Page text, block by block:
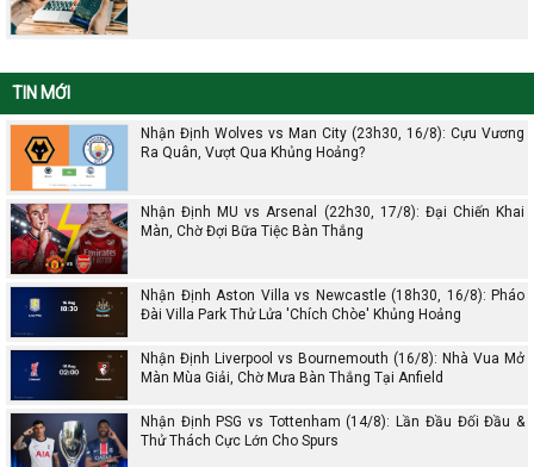
TIN MỚI
Nhận Định Wolves vs Man City (23h30, 16/8): Cựu Vương
Ra Quân, Vượt Qua Khủng Hoảng?
Nhận Định MU vs Arsenal (22h30, 17/8): Đại Chiến Khai
Màn, Chờ Đợi Bữa Tiệc Bàn Thắng
Nhận Định Aston Villa vs Newcastle (18h30, 16/8): Pháo
Đài Villa Park Thử Lửa 'Chích Chòe' Khủng Hoảng
Nhận Định Liverpool vs Bournemouth (16/8): Nhà Vua Mở
Màn Mùa Giải, Chờ Mưa Bàn Thắng Tại Anfield
Nhận Định PSG vs Tottenham (14/8): Lần Đầu Đối Đầu &
Thử Thách Cực Lớn Cho Spurs